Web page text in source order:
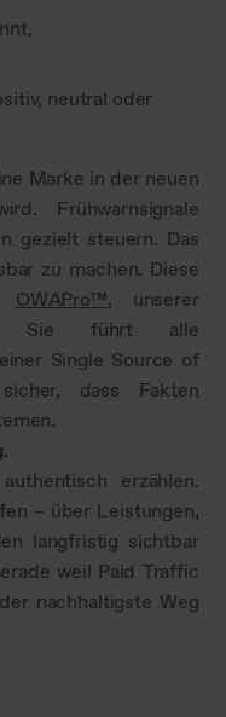
neutral oder
Marke in der neuen
Frühwarnsignale
gezielt steuern. Das
zu machen. Diese
OWAPro™, unserer
Sie führt alle
Single Source of
dass Fakten
erzählen.
– über Leistungen,
langfristig sichtbar
weil Paid Traffic
nachhaltigste Weg